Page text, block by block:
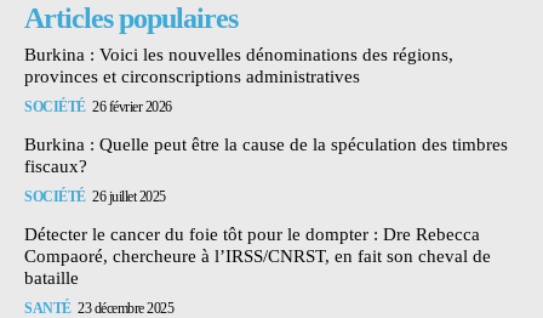
Articles populaires
Burkina : Voici les nouvelles dénominations des régions,
provinces et circonscriptions administratives
SOCIÉTÉ 26 février 2026
Burkina : Quelle peut être la cause de la spéculation des timbres
fiscaux?
SOCIÉTÉ 26 juillet 2025
Détecter le cancer du foie tôt pour le dompter : Dre Rebecca
Compaoré, chercheure à l’IRSS/CNRST, en fait son cheval de
bataille
SANTÉ 23 décembre 2025